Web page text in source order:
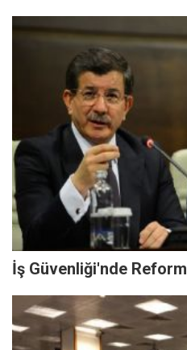
İş Güvenliği'nde Reform